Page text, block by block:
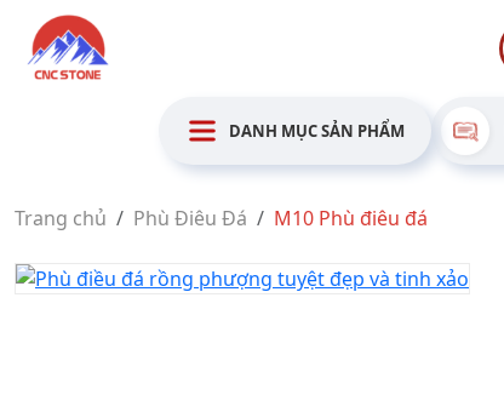
DANH MỤC SẢN PHẨM
Trang chủ Phù Điêu Đá M10 Phù điêu đá